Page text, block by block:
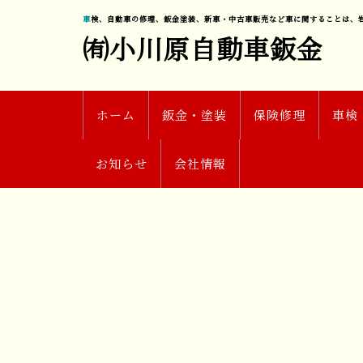
車検、自動車の修理、鈑金塗装、新車・中古車販売など車に関することは
㈲小川原自動車鈑金
ホーム 鈑金・塗装 保険修理 車検
お知らせ 会社情報